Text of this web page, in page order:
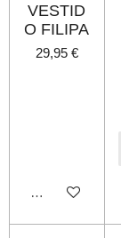
VESTID
O FILIPA
29,95 €
Agotado